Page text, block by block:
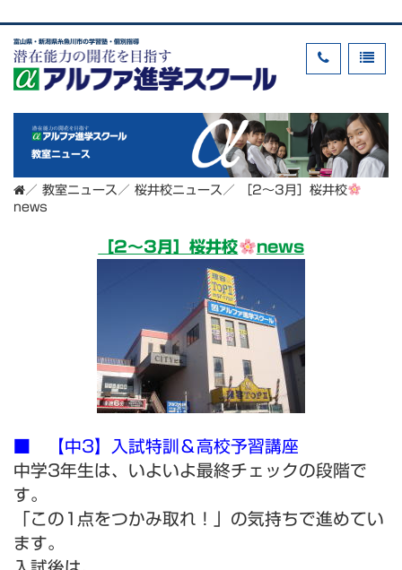
富山県・新潟県糸魚川市の学習塾・個別指導
教室ニュース
／ 教室ニュース ／ 桜井校ニュース ／
［2～3月］桜井校
news
［2～3月］桜井校 news
■ 【中3】入試特訓＆高校予習講座
中学3年生は、いよいよ最終チェックの段階で
す。
「この1点をつかみ取れ！」の気持ちで進めてい
ます。